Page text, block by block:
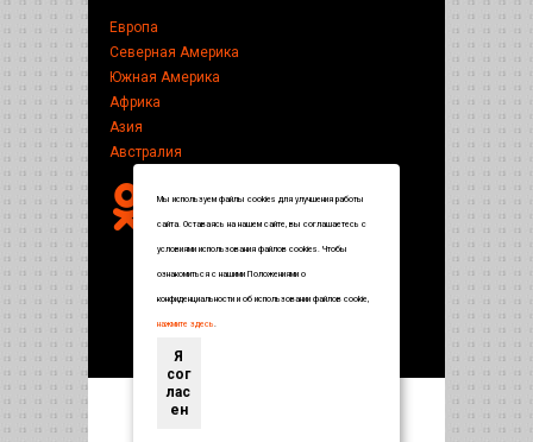
Европа
Северная Америка
Южная Америка
Африка
Азия
Австралия
Энциклопедия по странам и городам
Мы используем файлы cookies для улучшения работы
сайта. Оставаясь на нашем сайте, вы соглашаетесь с
условиями использования файлов cookies. Чтобы
ознакомиться с нашими Положениями о
конфиденциальности и об использовании файлов cookie,
нажмите здесь.
Я
сог
лас
ен